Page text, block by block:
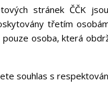
stránek ČČK
třetím
osoba, která
souhlas s